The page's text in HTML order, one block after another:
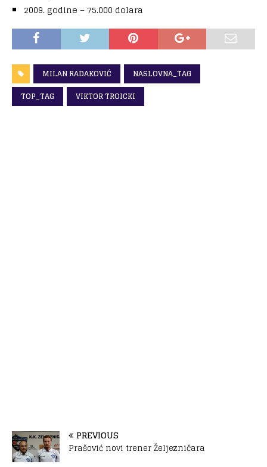
2009. godine – 75.000 dolara
MILAN RADAKOVIĆ
NASLOVNA_TAG
TOP_TAG
VIKTOR TROICKI
PREVIOUS
Prašović novi trener Željezničara